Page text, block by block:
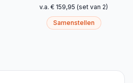
v.a. € 159,95 (set van 2)
Samenstellen